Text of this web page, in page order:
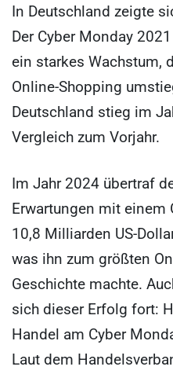
In Deutschland zeigte
Der Cyber Monday
ein starkes Wachstum,
Online-Shopping
Deutschland stieg im
Vergleich zum Vorjahr.
Im Jahr 2024 übertraf
Erwartungen mit einem
10,8 Milliarden US-
was ihn zum größten
Geschichte machte.
sich dieser Erfolg fort:
Handel am Cyber
Laut dem